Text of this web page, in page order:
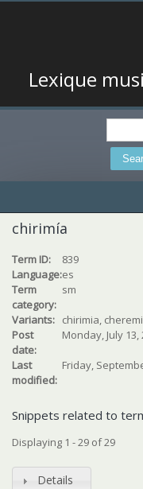
Lexique
Search
chirimía
Term ID:
839
Language:es
Term
category:
sm
Variants: chirimia,
Post
date:
Monday, July 13,
Last
modified:
Friday,
Snippets related to
Displaying 1 - 29 of 29
Details